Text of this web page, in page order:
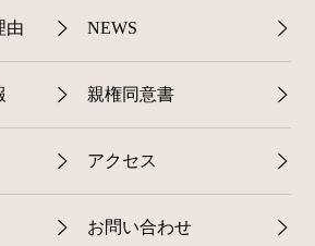
由 NEWS
親権同意書
アクセス
お問い合わせ